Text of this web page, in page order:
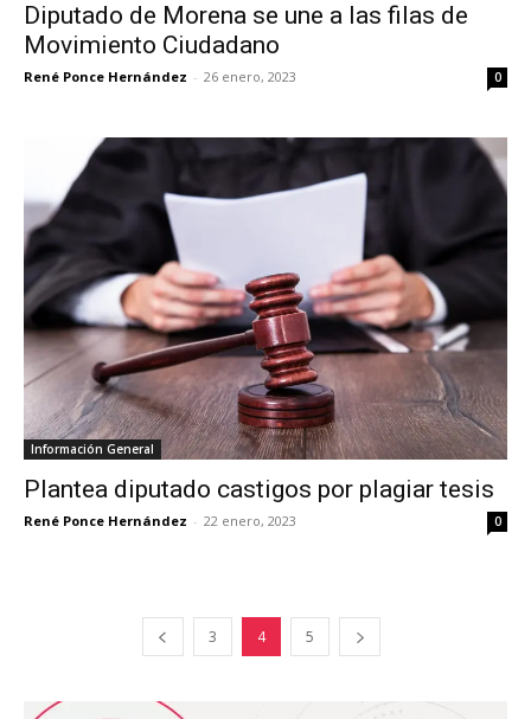
Diputado de Morena se une a las filas de
Movimiento Ciudadano
René Ponce Hernández - 26 enero, 2023 0
Información General
Plantea diputado castigos por plagiar tesis
René Ponce Hernández - 22 enero, 2023 0
3 4 5